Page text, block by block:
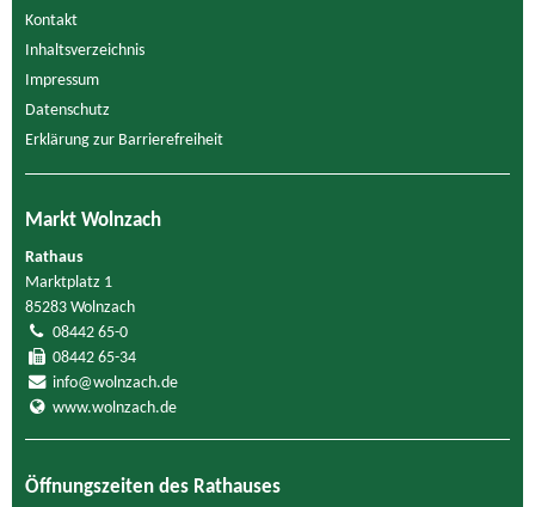
Kontakt
Inhaltsverzeichnis
Impressum
Datenschutz
Erklärung zur Barrierefreiheit
Markt Wolnzach
Rathaus
Marktplatz 1
85283 Wolnzach
08442 65-0
08442 65-34
info@wolnzach.de
www.wolnzach.de
Öffnungszeiten des Rathauses